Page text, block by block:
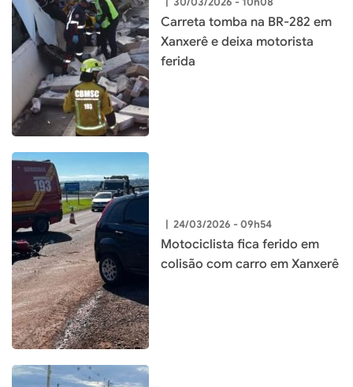
Carreta tomba na BR-282 em
Xanxerê e deixa motorista
ferida
| 24/03/2026 - 09h54
Motociclista fica ferido em
colisão com carro em Xanxerê